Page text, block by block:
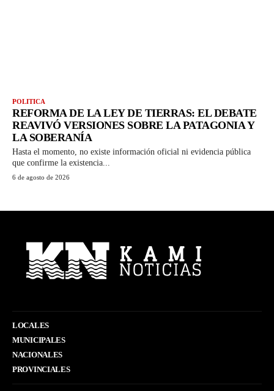
POLITICA
REFORMA DE LA LEY DE TIERRAS: EL DEBATE
REAVIVÓ VERSIONES SOBRE LA PATAGONIA Y
LA SOBERANÍA
Hasta el momento, no existe información oficial ni evidencia pública
que confirme la existencia...
6 de agosto de 2026
LOCALES
MUNICIPALES
NACIONALES
PROVINCIALES